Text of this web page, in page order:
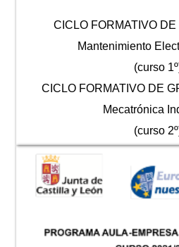
CICLO FORMATIVO
Mantenimiento
(curso
CICLO FORMATIVO DE
Mecatrónica
(curso